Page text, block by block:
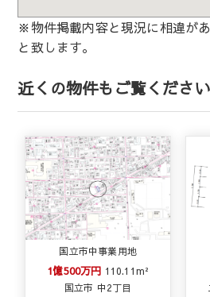
※物件掲載内容と現況に相違が
と致します。
近くの物件もご覧ください
国立市中事業用地
1億500万円 110.11m²
国立市 中2丁目